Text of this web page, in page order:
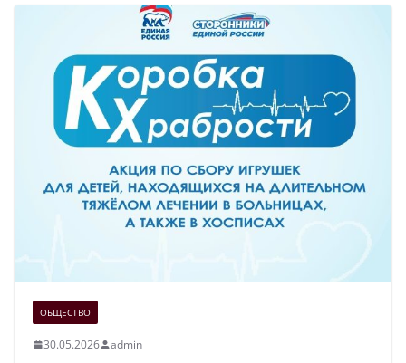
ОБЩЕСТВО
30.05.2026 admin